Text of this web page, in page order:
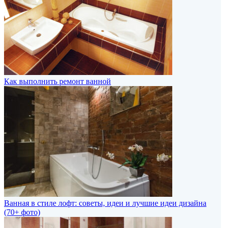
Как выполнить ремонт ванной
Ванная в стиле лофт: советы, идеи и лучшие идеи дизайна
(70+ фото)